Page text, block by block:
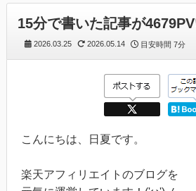
15分で書いた記事が
2026.03.25 2026.05.14 目安時間 7分
こんにちは、日夏です。
楽天アフィリエイトのブログを